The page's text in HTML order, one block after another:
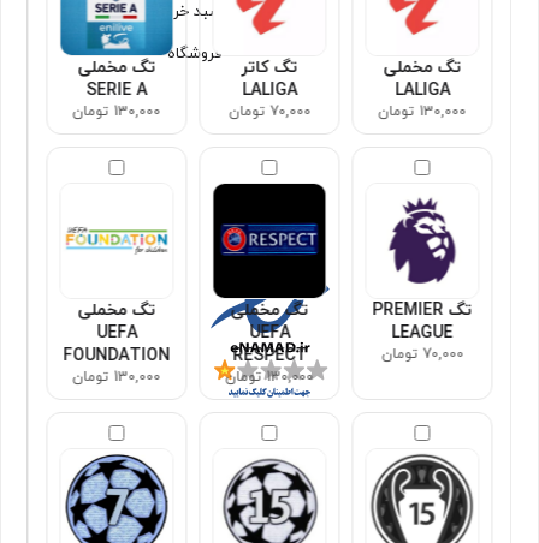
تگ مخملی
LALIGA
130,000 تومان
تگ کاتر
LALIGA
70,000 تومان
تگ مخملی
SERIE A
130,000 تومان
تگ PREMIER
LEAGUE
70,000 تومان
تگ مخملی
UEFA
RESPECT
130,000 تومان
تگ مخملی
UEFA
FOUNDATION
130,000 تومان
سبد خرید
فروشگاه
مجوزها
اطلاعات تماس